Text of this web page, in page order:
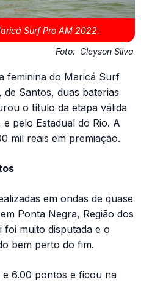
Surf Pro AM 2022.
Foto: Gleyson Silva
feminina do Maricá Surf
Santos, duas baterias
o título da etapa válida
pelo Estadual do Rio. A
mil reais em premiação.
em ondas de quase
Ponta Negra, Região dos
foi muito disputada e o
bem perto do fim.
6.00 pontos e ficou na